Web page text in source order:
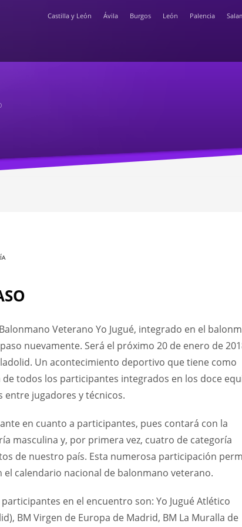
Castilla y León Ávila Burgos León Palencia
Veterano Yo Jugué, integrado en el
nuevamente. Será el próximo 20 de enero de
Un acontecimiento deportivo que tiene como
todos los participantes integrados en los doce
entre jugadores y técnicos.
en cuanto a participantes, pues contará con la
masculina y, por primera vez, cuatro de categoría
de nuestro país. Esta numerosa participación
calendario nacional de balonmano veterano.
en el encuentro son: Yo Jugué Atlético
BM Virgen de Europa de Madrid, BM La Muralla de